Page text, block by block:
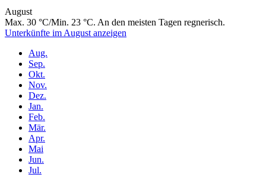
August
Max. 30 °C/Min. 23 °C. An den meisten Tagen regnerisch.
Unterkünfte im August anzeigen
Aug.
Sep.
Okt.
Nov.
Dez.
Jan.
Feb.
Mär.
Apr.
Mai
Jun.
Jul.